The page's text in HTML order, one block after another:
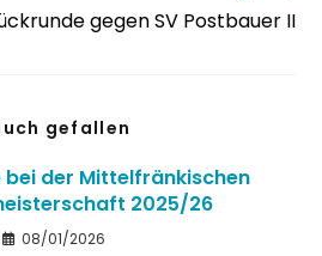
gegen SV Postbauer II
gefallen
bei der Mittelfränkischen
2025/26
08/01/2026